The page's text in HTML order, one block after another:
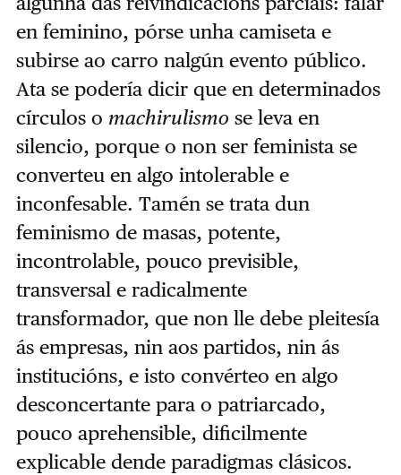
en feminino, pórse unha camiseta e
subirse ao carro nalgún evento público.
Ata se podería dicir que en determinados
círculos o machirulismo se leva en
silencio, porque o non ser feminista se
converteu en algo intolerable e
inconfesable. Tamén se trata dun
feminismo de masas, potente,
incontrolable, pouco previsible,
transversal e radicalmente
transformador, que non lle debe pleitesía
ás empresas, nin aos partidos, nin ás
institucións, e isto convérteo en algo
desconcertante para o patriarcado,
pouco aprehensible, dificilmente
explicable dende paradigmas clásicos.